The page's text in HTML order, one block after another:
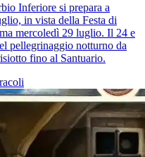
Inferiore si prepara a
in vista della Festa di
mercoledì 29 luglio. Il 24 e
pellegrinaggio notturno da
fino al Santuario.